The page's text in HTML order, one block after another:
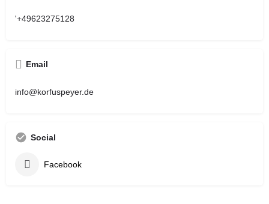
'+49623275128
Email
info@korfuspeyer.de
Social
Facebook